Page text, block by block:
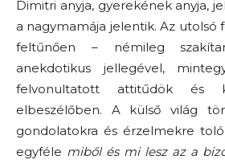
Dimitri anyja, gyerekének anyja,
a nagymamája jelentik. Az utolsó
feltűnően – némileg
anekdotikus jellegével,
felvonultatott attitűdök és
elbeszélőben. A külső világ
gondolatokra és érzelmekre
egyféle miből és mi lesz az a